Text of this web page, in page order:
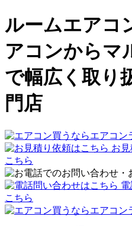
ルームエアコ
アコンからマ
で幅広く取り
門店
お
こちら
こちら